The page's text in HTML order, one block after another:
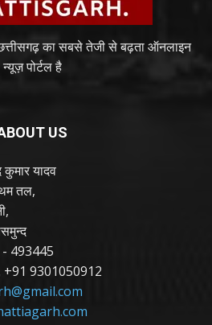
का सबसे तेजी से बढ़ता ऑनलाइन
न्यूज़ पोर्टल है
US
कुमार यादव
तल,
- 493445
+91 9301050912